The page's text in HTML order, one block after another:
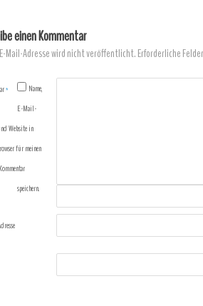
einen Kommentar
Mail-Adresse wird nicht veröffentlicht.Erforderliche
*
Name,
E-Mail-
Website in
für meinen
speichern.